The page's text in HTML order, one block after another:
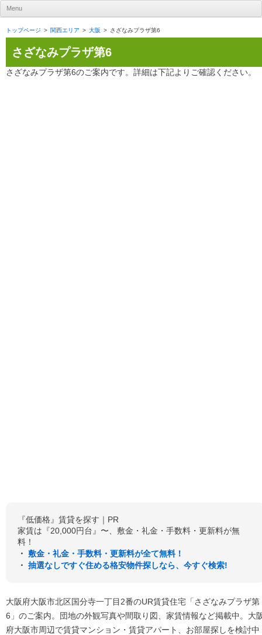
UR賃貸住宅ナビ
Menu
トップページ 関西エリア 大阪 さざなみプラザ第6
さざなみプラザ第6
さざなみプラザ第6のご案内です。詳細は下記よりご確認ください。
『低価格』賃貸を探す｜PR
家賃は『20,000円台』〜、敷金・礼金・手数料・更新料が無
料！
・ 敷金・礼金・手数料・更新料が全て無料！
・ 抽選なしですぐ住める格安物件探しなら、今すぐ検索!
大阪府大阪市北区国分寺一丁目2番のUR賃貸住宅「さざなみプラザ第
6」のご案内。団地の外観写真や間取り図、家賃情報など掲載中。大
府大阪市周辺で賃貸マンション・賃貸アパート、お部屋探しを検討中